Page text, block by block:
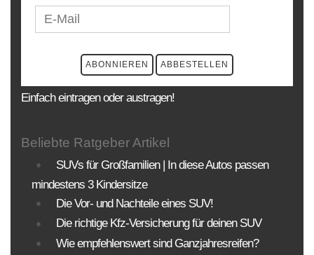
Einfach eintragen oder austragen!
Beliebte Ratgeber Artikel
SUVs für Großfamilien | In diese Autos passen
mindestens 3 Kindersitze
Die Vor- und Nachteile eines SUV!
Die richtige Kfz-Versicherung für deinen SUV
Wie empfehlenswert sind Ganzjahresreifen?